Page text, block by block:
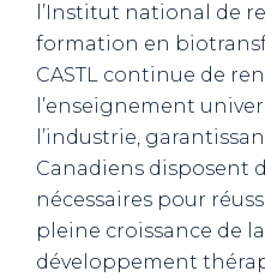
l’Institut national de
formation en
CASTL continue de
l’enseignement
l’industrie,
Canadiens disposent
nécessaires pour
pleine croissance de
développement